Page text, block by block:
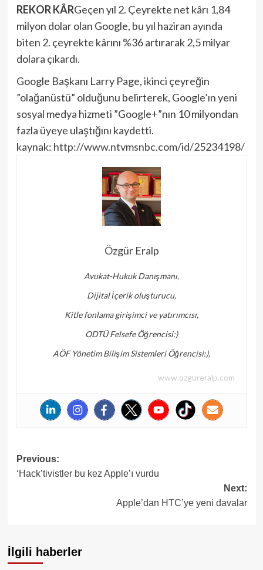
REKOR KÂRGeçen yıl 2. Çeyrekte net kârı 1,84
milyon dolar olan Google, bu yıl haziran ayında
biten 2. çeyrekte kârını %36 artırarak 2,5 milyar
dolara çıkardı.
Google Başkanı Larry Page, ikinci çeyreğin
”olağanüstü” olduğunu belirterek, Google’ın yeni
sosyal medya hizmeti ”Google+”nın 10 milyondan
fazla üyeye ulaştığını kaydetti.
kaynak: http://www.ntvmsnbc.com/id/25234198/
Özgür Eralp
Avukat-Hukuk Danışmanı,
Dijital İçerik oluşturucu,
Kitle fonlama girişimci ve yatırımcısı,
ODTÜ Felsefe Öğrencisi:)
AÖF Yönetim Bilişim Sistemleri Öğrencisi:),
www.ozgureralp.com
Post
navigation
Previous:
‘Hack’tivistler bu kez Apple’ı vurdu
Next:
Apple’dan HTC’ye yeni davalar
İlgili haberler